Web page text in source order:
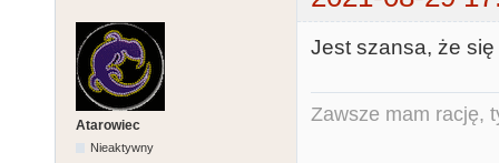
Atarowiec
Nieaktywny
Jest szansa, że
Zawsze mam rację,